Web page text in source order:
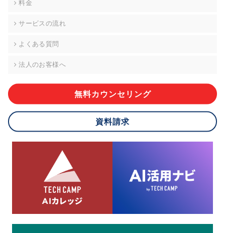
株式会社div 個人情報問合せ窓口
メールアドレス:privacy_policy@di-v.co.jp
ご本人様が当社に個人情報を提供されるかどうかは任意による
応ができない場合があります。
8.cookieにより取得・分析した情報とその利用について
当社は第三者が運営するデータ・マネジメント・プラットフォ
ームからcookieにより収集されたウェブの閲覧機歴及びその分
析結果を取得し、これをお客様の個人データと結びつけた上
で、広告配信等の目的で利用いたします。
料金
サービスの流れ
よくある質問
法人のお客様へ
無料カウンセリング
資料請求